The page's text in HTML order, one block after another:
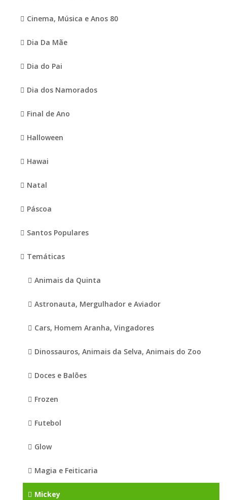
Cinema, Música e Anos 80
Dia Da Mãe
Dia do Pai
Dia dos Namorados
Final de Ano
Halloween
Hawai
Natal
Páscoa
Santos Populares
Temáticas
Animais da Quinta
Astronauta, Mergulhador e Aviador
Cars, Homem Aranha, Vingadores
Dinossauros, Animais da Selva, Animais do Zoo
Doces e Balões
Frozen
Futebol
Glow
Magia e Feiticaria
Mickey